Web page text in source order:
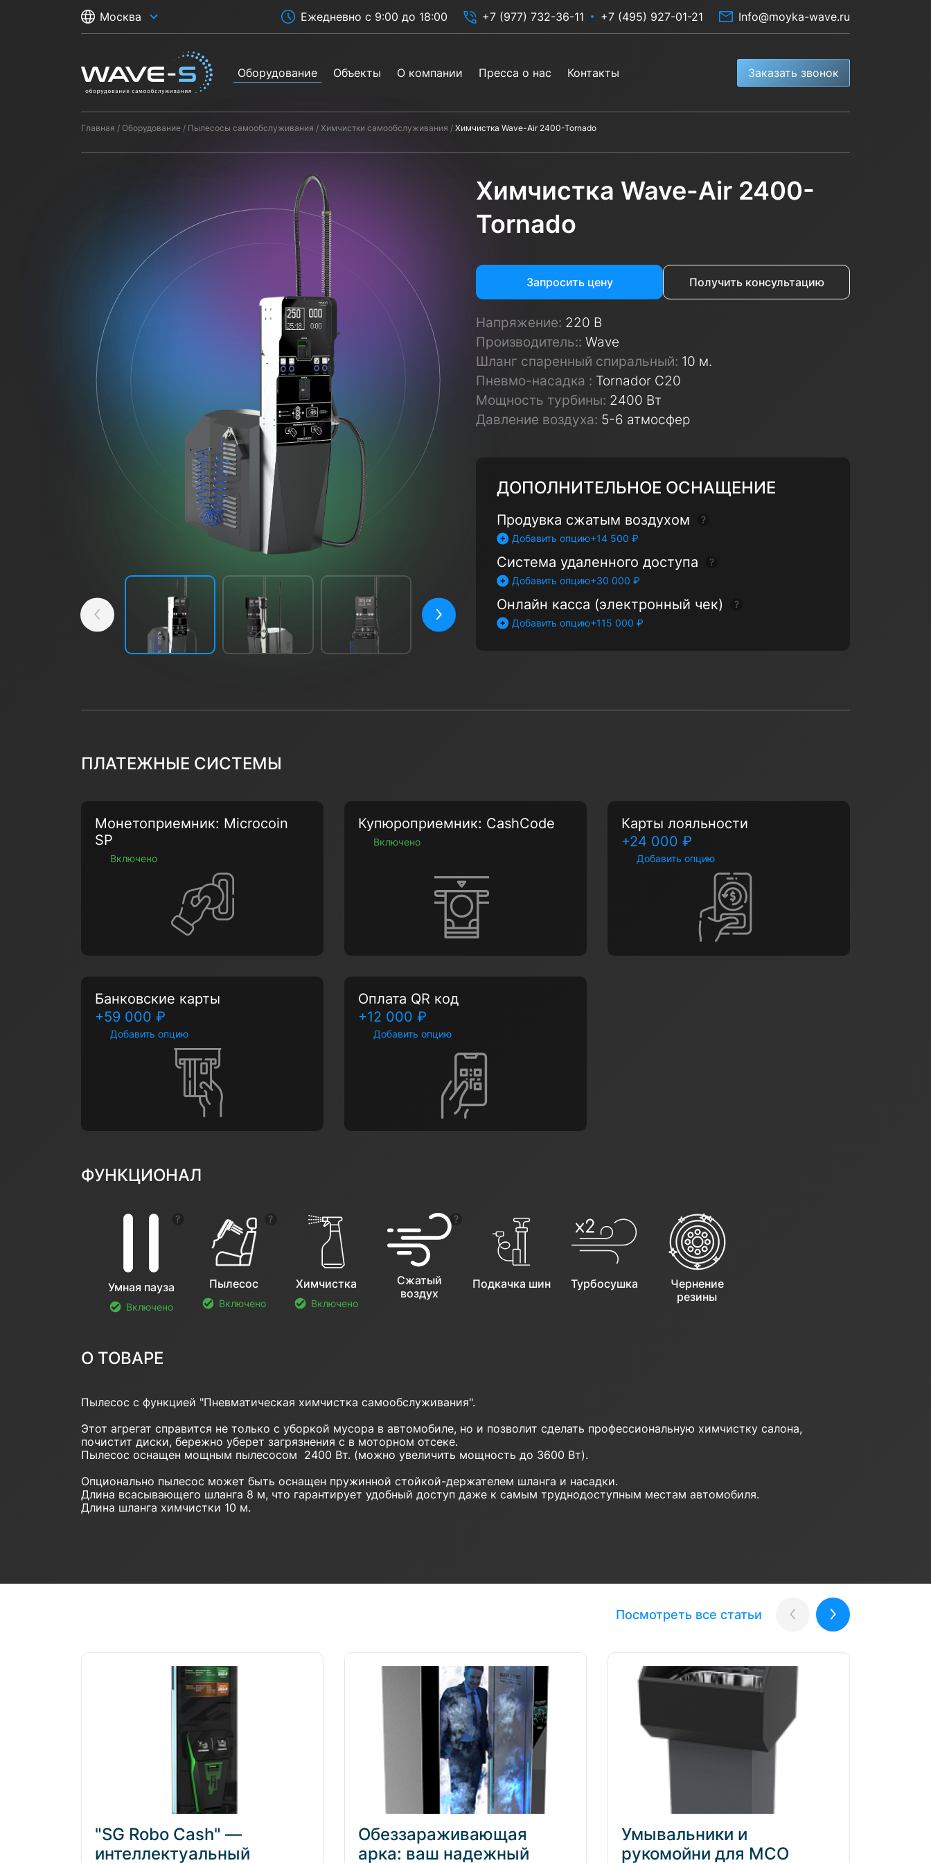
Москва Ежедневно с 9:00 до 18:00 +7 (977) 732-36-11 +7 (495) 927-01-21 Info@moyka-wave.ru
Оборудование Объекты О компании Пресса о нас Контакты Заказать звонок
Главная Оборудование Пылесосы самообслуживания Химчистки самообслуживания Химчистка Wave-Air 2400-Tornado
Химчистка Wave-Air 2400-
Tornado
Назад Вперёд
Запросить цену Получить консультацию
Напряжение: 220 В
Производитель:: Wave
Шланг спаренный спиральный: 10 м.
Пневмо-насадка : Tornador C20
Мощность турбины: 2400 Вт
Давление воздуха: 5-6 атмосфер
ПЛАТЕЖНЫЕ СИСТЕМЫ
Монетоприемник: Microcoin
SP
Включено
Купюроприемник: CashCode
Включено
Карты лояльности
+24 000 ₽
Добавить опцию
Банковские карты
+59 000 ₽
Добавить опцию
Оплата QR код
+12 000 ₽
Добавить опцию
ФУНКЦИОНАЛ
Умная пауза
Включено
Показать подсказку
Пылесос
Включено
Показать подсказку
Химчистка
Включено
Сжатый
воздух
Показать подсказку
Подкачка шин Турбосушка
Чернение
резины
ДОПОЛНИТЕЛЬНОЕ ОСНАЩЕНИЕ
Продувка сжатым воздухом
Показать подсказку
+14 500 ₽
Добавить опцию
Система удаленного доступа
Показать подсказку
+30 000 ₽
Добавить опцию
Онлайн касса (электронный чек)
Показать подсказку
+115 000 ₽
Добавить опцию
О ТОВАРЕ
Пылесос с функцией "Пневматическая химчистка самообслуживания".
Этот агрегат справится не только с уборкой мусора в автомобиле, но и позволит сделать профессиональную химчистку салона,
почистит диски, бережно уберет загрязнения с в моторном отсеке.
Пылесос оснащен мощным пылесосом 2400 Вт. (можно увеличить мощность до 3600 Вт).
Опционально пылесос может быть оснащен пружинной стойкой-держателем шланга и насадки.
Длина всасывающего шланга 8 м, что гарантирует удобный доступ даже к самым труднодоступным местам автомобиля.
Длина шланга химчистки 10 м.
Посмотреть все статьи Назад Вперёд
"SG Robo Cash" —
интеллектуальный
Обеззараживающая
арка: ваш надежный
Умывальники и
рукомойни для МСО